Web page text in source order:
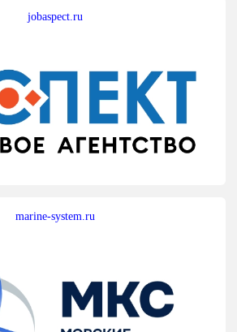
jobaspect.ru
marine-system.ru